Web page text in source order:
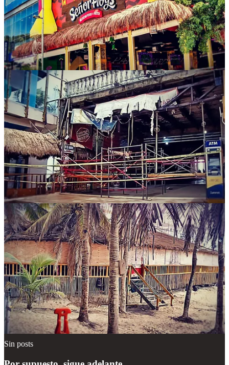
El ocaso de Señor Frog’s no solo marca la pérdida de un punto de
referencia cultural y turístico, sino que también invita a reflexionar
sobre la sostenibilidad de los desarrollos en la Riviera Maya. ¿Cómo
se permitió que un edificio tan emblemático llegara a tal grado de
deterioro? ¿Qué medidas preventivas se están tomando para evitar
que otros sitios icónicos corran la misma suerte? Mientras Playa del
Carmen sigue atrayendo millones de visitantes, la demolición de
Señor Frog’s es un recordatorio de que el glamour turístico no
siempre va de la mano con la seguridad y la planificación.
La nostalgia por las noches de fiesta en Señor Frog’s no será
suficiente para salvarlo. Lo que queda ahora es esperar que las
autoridades manejen esta crisis con transparencia y eficacia,
asegurando que la demolición no traiga más riesgos y que el futuro
del predio contribuya al bienestar de la ciudad, no solo a los
intereses comerciales.
Compartir
Discusión sobre este post
Comentarios Restacks
Lo mejor de Último Debates
Sin posts